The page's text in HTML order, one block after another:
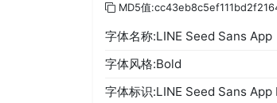
MD5值
字体名称:LINE Seed Sans App
字体风格:Bold
字体标识:LINE Seed Sans App